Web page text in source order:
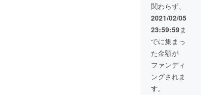
関わらず、
2021/02/05
23:59:59ま
でに集まっ
た金額が
ファンディ
ングされま
す。